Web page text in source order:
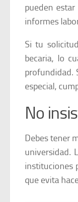
pueden
informes
Si tu
becaria, lo
profundidad.
especial,
No
Debes tener
universidad.
instituciones
que evita